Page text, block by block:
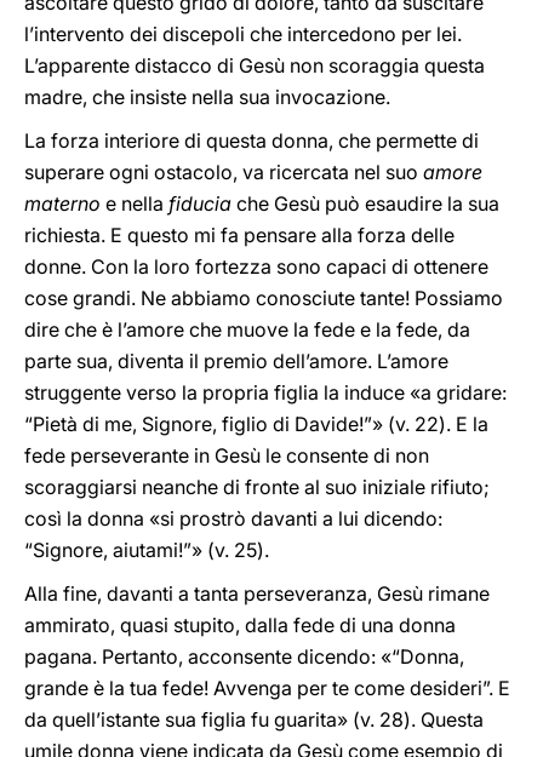
l’intervento dei discepoli che intercedono per lei.
L’apparente distacco di Gesù non scoraggia questa
madre, che insiste nella sua invocazione.
La forza interiore di questa donna, che permette di
superare ogni ostacolo, va ricercata nel suo amore
materno e nella fiducia che Gesù può esaudire la sua
richiesta. E questo mi fa pensare alla forza delle
donne. Con la loro fortezza sono capaci di ottenere
cose grandi. Ne abbiamo conosciute tante! Possiamo
dire che è l’amore che muove la fede e la fede, da
parte sua, diventa il premio dell’amore. L’amore
struggente verso la propria figlia la induce «a gridare:
“Pietà di me, Signore, figlio di Davide!”» (v. 22). E la
fede perseverante in Gesù le consente di non
scoraggiarsi neanche di fronte al suo iniziale rifiuto;
così la donna «si prostrò davanti a lui dicendo:
“Signore, aiutami!”» (v. 25).
Alla fine, davanti a tanta perseveranza, Gesù rimane
ammirato, quasi stupito, dalla fede di una donna
pagana. Pertanto, acconsente dicendo: «“Donna,
grande è la tua fede! Avvenga per te come desideri”. E
da quell’istante sua figlia fu guarita» (v. 28). Questa
umile donna viene indicata da Gesù come esempio di